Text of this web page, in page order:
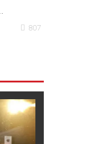
807